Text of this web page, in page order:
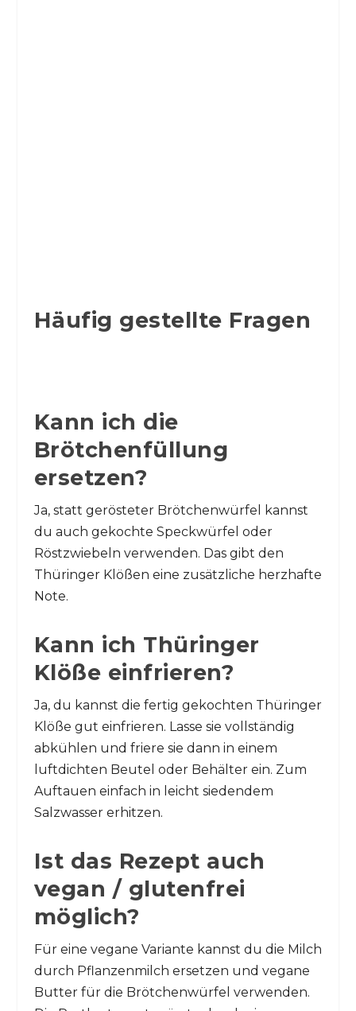
Häufig gestellte Fragen
Kann ich die
Brötchenfüllung
ersetzen?
Ja, statt gerösteter Brötchenwürfel kannst
du auch gekochte Speckwürfel oder
Röstzwiebeln verwenden. Das gibt den
Thüringer Klößen eine zusätzliche herzhafte
Note.
Kann ich Thüringer
Klöße einfrieren?
Ja, du kannst die fertig gekochten Thüringer
Klöße gut einfrieren. Lasse sie vollständig
abkühlen und friere sie dann in einem
luftdichten Beutel oder Behälter ein. Zum
Auftauen einfach in leicht siedendem
Salzwasser erhitzen.
Ist das Rezept auch
vegan / glutenfrei
möglich?
Für eine vegane Variante kannst du die Milch
durch Pflanzenmilch ersetzen und vegane
Butter für die Brötchenwürfel verwenden.